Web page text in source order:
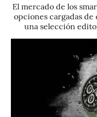
El mercado de los
opciones cargadas
una selección